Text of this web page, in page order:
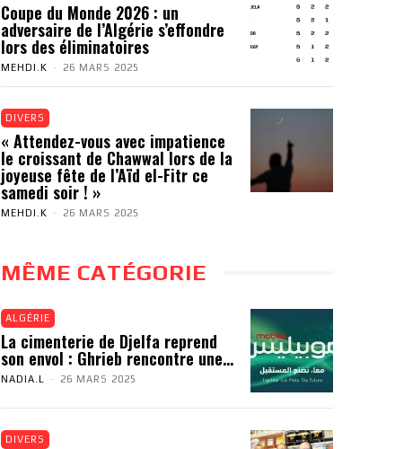
Coupe du Monde 2026 : un
adversaire de l’Algérie s’effondre
lors des éliminatoires
MEHDI.K - 26 MARS 2025
DIVERS
« Attendez-vous avec impatience
le croissant de Chawwal lors de la
joyeuse fête de l’Aïd el-Fitr ce
samedi soir ! »
MEHDI.K - 26 MARS 2025
MÊME CATÉGORIE
ALGÉRIE
La cimenterie de Djelfa reprend
son envol : Ghrieb rencontre une...
NADIA.L - 26 MARS 2025
DIVERS